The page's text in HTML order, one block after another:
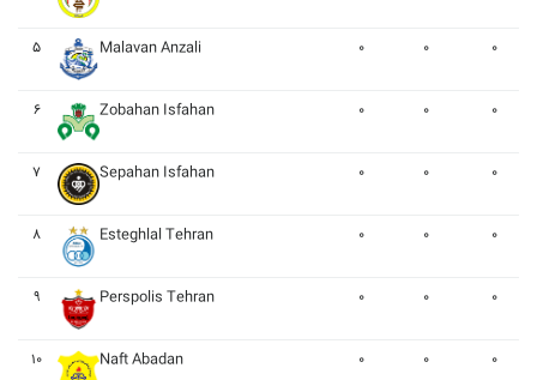
۵ Malavan Anzali ۰ ۰ ۰
۶ Zobahan Isfahan ۰ ۰ ۰
۷ Sepahan Isfahan ۰ ۰ ۰
۸ Esteghlal Tehran ۰ ۰ ۰
۹ Perspolis Tehran ۰ ۰ ۰
۱۰ Naft Abadan ۰ ۰ ۰